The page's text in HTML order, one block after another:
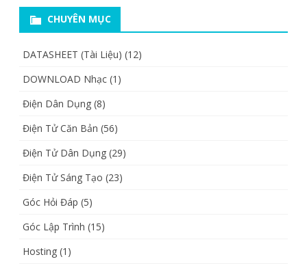
CHUYÊN MỤC
DATASHEET (Tài Liệu) (12)
DOWNLOAD Nhạc (1)
Điện Dân Dụng (8)
Điện Tử Căn Bản (56)
Điện Tử Dân Dụng (29)
Điện Tử Sáng Tạo (23)
Góc Hỏi Đáp (5)
Góc Lập Trình (15)
Hosting (1)